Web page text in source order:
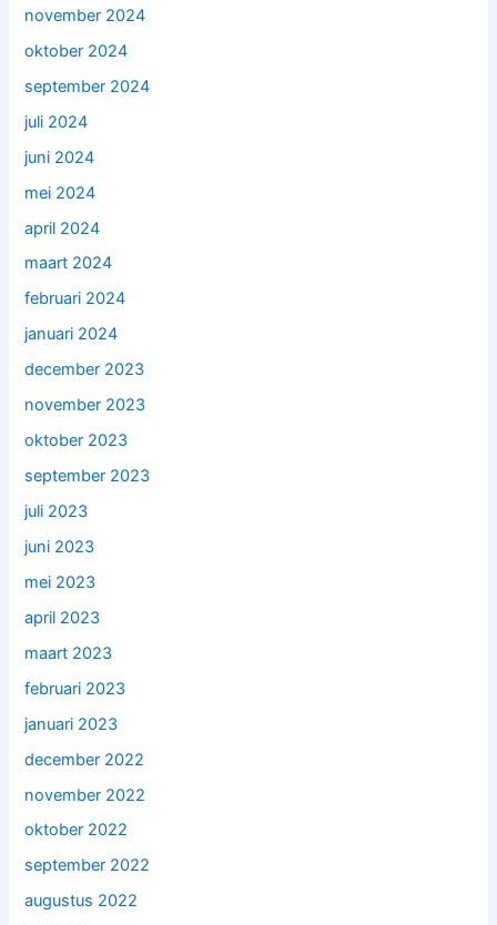
november 2024
oktober 2024
september 2024
juli 2024
juni 2024
mei 2024
april 2024
maart 2024
februari 2024
januari 2024
december 2023
november 2023
oktober 2023
september 2023
juli 2023
juni 2023
mei 2023
april 2023
maart 2023
februari 2023
januari 2023
december 2022
november 2022
oktober 2022
september 2022
augustus 2022